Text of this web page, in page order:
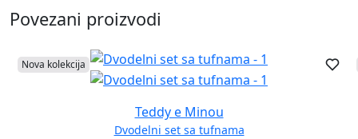
Povezani proizvodi
Nova kolekcija
Teddy e Minou
Dvodelni set sa tufnama